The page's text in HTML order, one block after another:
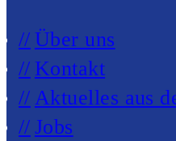
Über uns
Kontakt
Aktuelles aus
Jobs